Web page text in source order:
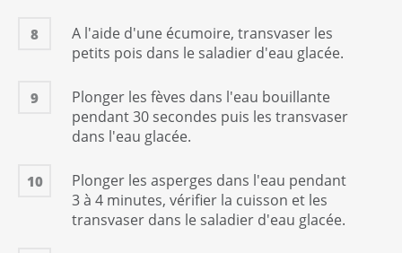
8
A l'aide d'une écumoire, transvaser les
petits pois dans le saladier d'eau glacée.
9
Plonger les fèves dans l'eau bouillante
pendant 30 secondes puis les transvaser
dans l'eau glacée.
10
Plonger les asperges dans l'eau pendant
3 à 4 minutes, vérifier la cuisson et les
transvaser dans le saladier d'eau glacée.